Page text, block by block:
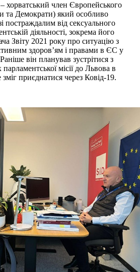
хорватський член Європейського
та Демократи) який особливо
постраждалим від сексуального
діяльності, зокрема його
Звіту 2021 року про ситуацію з
здоров’ям і правами в ЄС у
він планував зустрітися з
місії до Львова в
приєднатися через Ковід-19.